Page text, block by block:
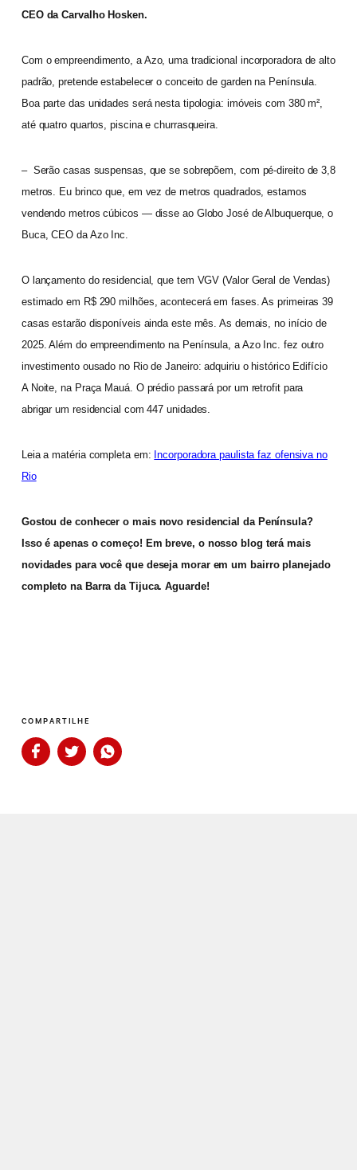
CEO da Carvalho Hosken.
Com o empreendimento, a Azo, uma tradicional incorporadora de alto
padrão, pretende estabelecer o conceito de garden na Península.
Boa parte das unidades será nesta tipologia: imóveis com 380 m²,
até quatro quartos, piscina e churrasqueira.
– Serão casas suspensas, que se sobrepõem, com pé-direito de 3,8
metros. Eu brinco que, em vez de metros quadrados, estamos
vendendo metros cúbicos — disse ao Globo José de Albuquerque, o
Buca, CEO da Azo Inc.
O lançamento do residencial, que tem VGV (Valor Geral de Vendas)
estimado em R$ 290 milhões, acontecerá em fases. As primeiras 39
casas estarão disponíveis ainda este mês. As demais, no início de
2025. Além do empreendimento na Península, a Azo Inc. fez outro
investimento ousado no Rio de Janeiro: adquiriu o histórico Edifício
A Noite, na Praça Mauá. O prédio passará por um retrofit para
abrigar um residencial com 447 unidades.
Leia a matéria completa em: Incorporadora paulista faz ofensiva no
Rio
Gostou de conhecer o mais novo residencial da Península?
Isso é apenas o começo! Em breve, o nosso blog terá mais
novidades para você que deseja morar em um bairro planejado
completo na Barra da Tijuca. Aguarde!
COMPARTILHE